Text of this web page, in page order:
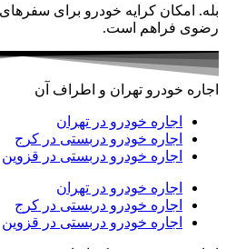
بله. امکان کرایه خودرو برای
رضوی فراهم است.
اجاره خودرو تهران و اطراف آن
اجاره خودرو در تهران
اجاره خودرو دربستی در کرج
اجاره خودرو دربستی در قزوین
اجاره خودرو در تهران
اجاره خودرو دربستی در کرج
اجاره خودرو دربستی در قزوین